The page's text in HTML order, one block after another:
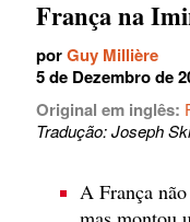
França na
porGuy Millière
5 de Dezembro de
Original em inglês:
Tradução: Joseph
A França